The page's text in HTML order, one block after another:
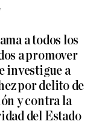
a todos los
a promover
investigue a
por delito de
y contra la
del Estado